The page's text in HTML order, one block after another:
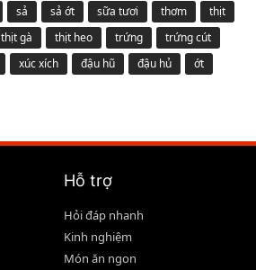
sả sả ớt sữa tươi thơm
thịt
thịt gà thịt heo trứng
trứng cút
xúc xích đậu hũ đậu hủ
ớt
Hỗ trợ
Hỏi đáp nhanh
Kinh nghiệm
Món ăn ngon